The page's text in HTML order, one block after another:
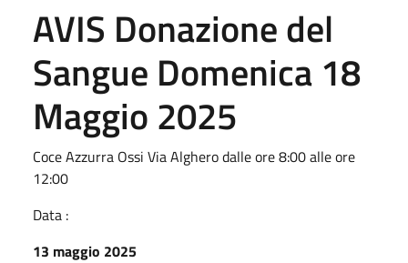
AVIS Donazione del
Sangue Domenica 18
Maggio 2025
Coce Azzurra Ossi Via Alghero dalle ore 8:00 alle ore
12:00
Data :
13 maggio 2025